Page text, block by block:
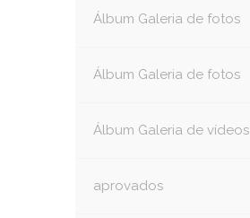
Álbum Galeria de fotos
Álbum Galeria de fotos
Álbum Galeria de vídeos
aprovados